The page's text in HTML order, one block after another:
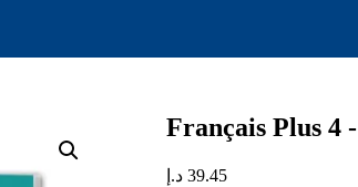
Français Plus 4
39.45 د.إ